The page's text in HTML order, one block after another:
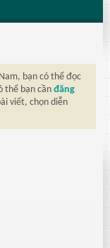
bạn có thể đọc
thể bạn cần đăng
viết, chọn diễn